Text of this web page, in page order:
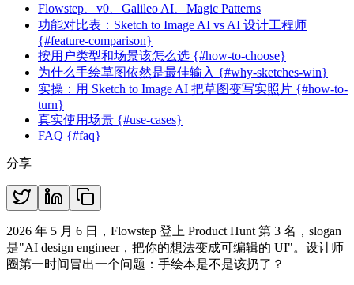
Flowstep、v0、Galileo AI、Magic Patterns
功能对比表：Sketch to Image AI vs AI 设计工程师
{#feature-comparison}
按用户类型和场景该怎么选 {#how-to-choose}
为什么手绘草图依然是最佳输入 {#why-sketches-win}
实操：用 Sketch to Image AI 把草图变写实照片 {#how-to-
turn}
真实使用场景 {#use-cases}
FAQ {#faq}
分享
2026 年 5 月 6 日，Flowstep 登上 Product Hunt 第 3 名，slogan
是"AI design engineer，把你的想法变成可编辑的 UI"。设计师
圈第一时间冒出一个问题：手绘本是不是该扔了？